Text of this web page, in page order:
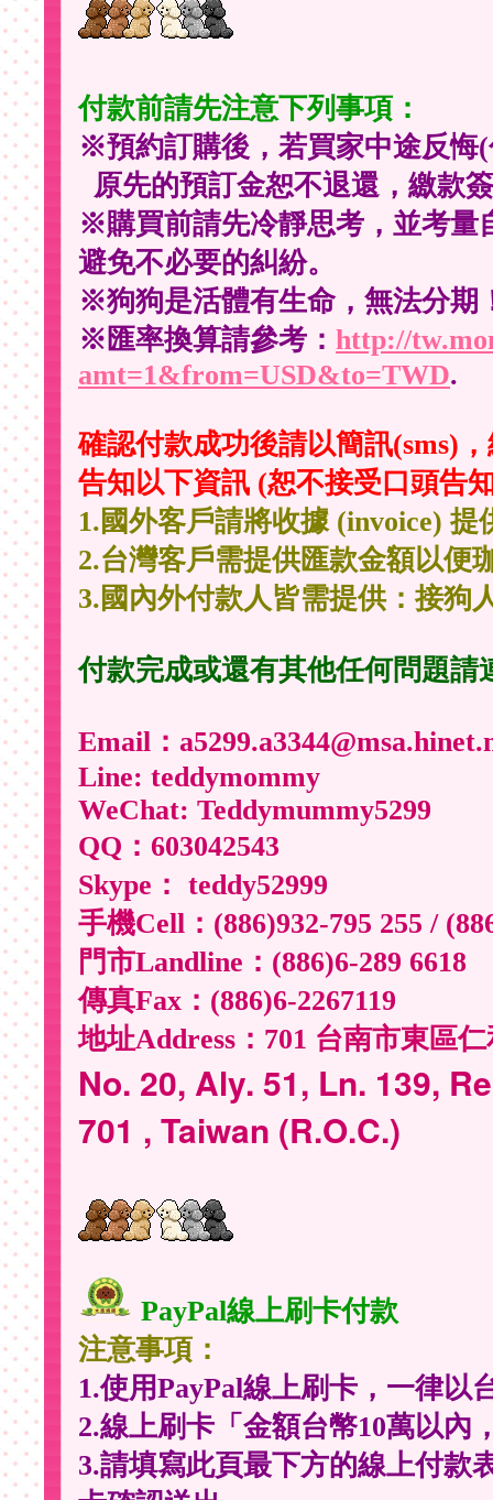
付款前請先注意下列事項：
※預約訂購後，若買家中途反悔
原先的預訂金恕不退還，繳款
※購買前請先冷靜思考，並考量
避免不必要的糾紛。
※狗狗是活體有生命，無法分期
※匯率換算請參考： http://
amt=1&from=USD&to=TWD.
確認付款成功後請以簡訊(sms)
告知以下資訊 (恕不接受口頭告
1.國外客戶請將收據 (invoice)
2.台灣客戶需提供匯款金額以便
3.國內外付款人皆需提供：接狗
付款完成或還有其他任何問題請
Email：
Line: teddymommy
WeChat: Teddymummy5299
QQ：603042543
Skype： teddy52999
手機Cell：(886)932-795 255 /
門市Landline：(886)6-289 6618
傳真Fax：(886)6-2267119
地址Address：701 台南市東區
No. 20, Aly. 51, Ln. 139,
701 , Taiwan (R.O.C.)
PayPal線上刷卡付款
注意事項：
1.使用PayPal線上刷卡，一律
2.線上刷卡「金額台幣10萬以內
3.請填寫此頁最下方的線上付款